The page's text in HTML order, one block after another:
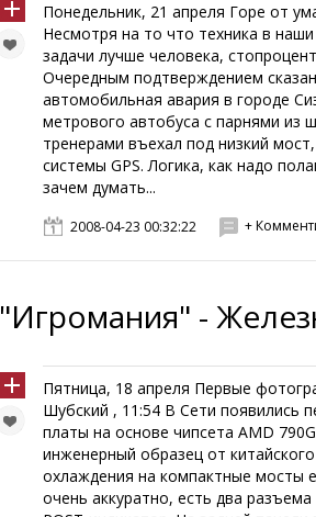
Понедельник, 21 апреля Горе от
Несмотря на то что техника в
задачи лучше человека,
Очередным подтверждением
автомобильная авария в городе
метрового автобуса с парнями из
тренерами въехал под низкий
системы GPS. Логика, как надо
зачем думать...
2008-04-23 00:32:22 +
"Игромания" -
Пятница, 18 апреля Первые
Шубский , 11:54 В Сети появились
платы на основе чипсета AMD
инженерный образец от
охлаждения на компактные мосты
очень аккуратно, есть два разъема